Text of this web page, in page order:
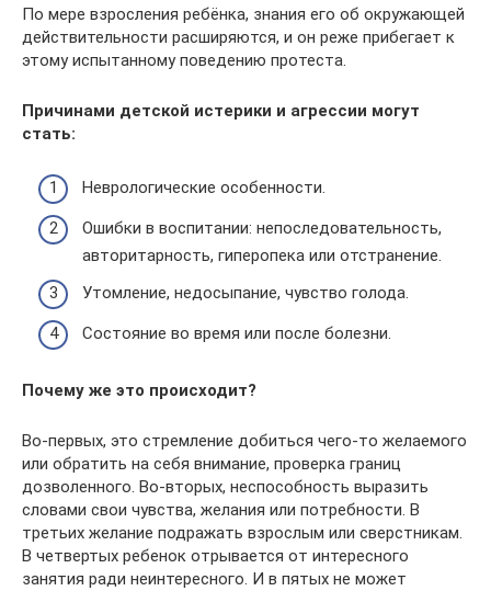
По мере взросления ребёнка, знания его об окружающей
действительности расширяются, и он реже прибегает к
этому испытанному поведению протеста.
Причинами детской истерики и агрессии могут
стать:
Неврологические особенности.
Ошибки в воспитании: непоследовательность,
авторитарность, гиперопека или отстранение.
Утомление, недосыпание, чувство голода.
Состояние во время или после болезни.
Почему же это происходит?
Во-первых, это стремление добиться чего-то желаемого
или обратить на себя внимание, проверка границ
дозволенного. Во-вторых, неспособность выразить
словами свои чувства, желания или потребности. В
третьих желание подражать взрослым или сверстникам.
В четвертых ребенок отрывается от интересного
занятия ради неинтересного. И в пятых не может